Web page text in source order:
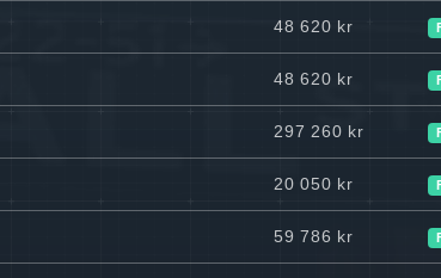
48 620 kr
48 620 kr
297 260 kr
20 050 kr
59 786 kr